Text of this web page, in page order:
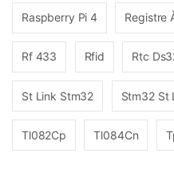
Raspberry Pi 4 Registre
Rf 433 Rfid Rtc
St Link Stm32 Stm32 St
Tl082Cp Tl084Cn